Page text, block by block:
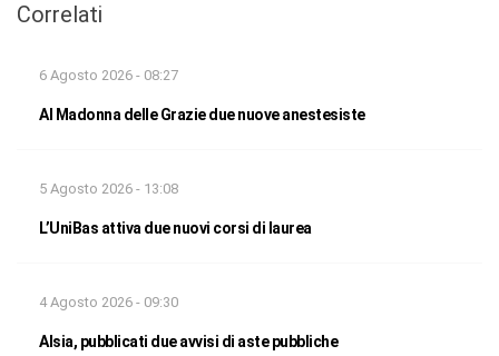
Correlati
6 Agosto 2026 - 08:27
Al Madonna delle Grazie due nuove anestesiste
5 Agosto 2026 - 13:08
L’UniBas attiva due nuovi corsi di laurea
4 Agosto 2026 - 09:30
Alsia, pubblicati due avvisi di aste pubbliche